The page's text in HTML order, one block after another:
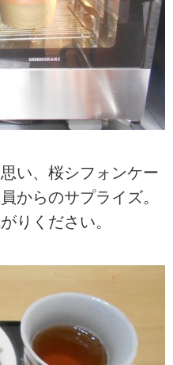
い、桜シフォンケー
からのサプライズ。
りください。